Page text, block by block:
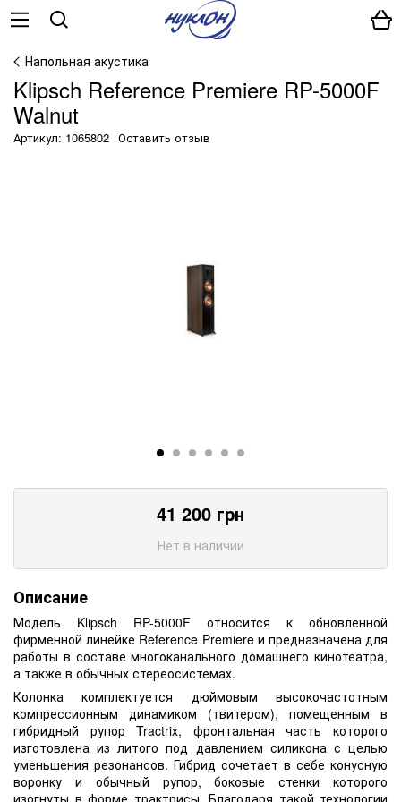
Напольная акустика
Klipsch Reference Premiere RP-5000F
Walnut
Артикул: 1065802 Оставить отзыв
41 200 грн
Нет в наличии
Описание
Модель Klipsch RP-5000F относится к обновленной
фирменной линейке Reference Premiere и предназначена для
работы в составе многоканального домашнего кинотеатра,
а также в обычных стереосистемах.
Колонка комплектуется дюймовым высокочастотным
компрессионным динамиком (твитером), помещенным в
гибридный рупор Tractrix, фронтальная часть которого
изготовлена из литого под давлением силикона с целью
уменьшения резонансов. Гибрид сочетает в себе конусную
воронку и обычный рупор, боковые стенки которого
изогнуты в форме трактрисы. Благодаря такой технологии